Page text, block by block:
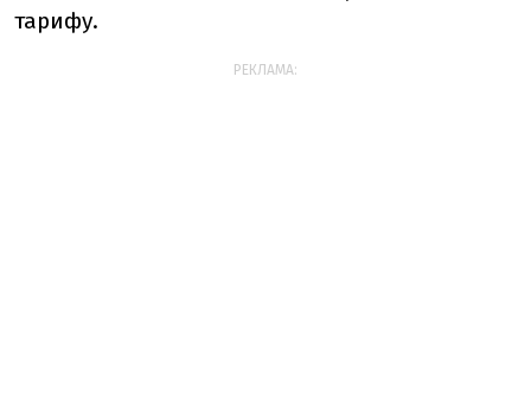
тарифу.
РЕКЛАМА: